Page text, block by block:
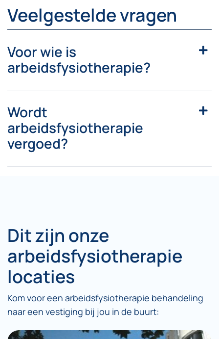
Veelgestelde vragen
Voor wie is
arbeidsfysiotherapie?
Wordt
arbeidsfysiotherapie
vergoed?
Dit zijn onze
arbeidsfysiotherapie
locaties
Kom voor een arbeidsfysiotherapie behandeling
naar een vestiging bij jou in de buurt: